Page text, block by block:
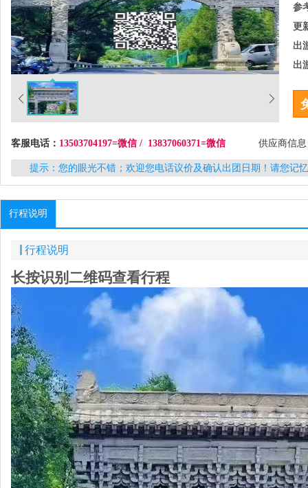
参
更
出
出
客服电话： 13503704197=微信 / 13837060371=微信 供应商信
提示：您的眼光不错；欢迎您电话议价及确认出团日期！请您记
行程说明
行程说明
长按识别二维码查看行程